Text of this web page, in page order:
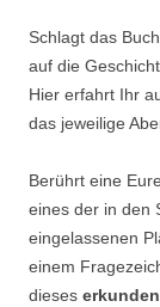
Schlagt das
auf die
Hier erfahrt Ihr
das jeweilige
Berührt eine
eines der in den
eingelassenen
einem
dieses